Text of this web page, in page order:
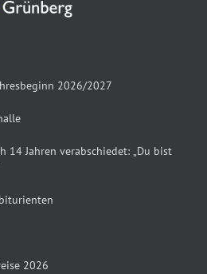
2026/2027
14 Jahren verabschiedet: „Du bist
2026